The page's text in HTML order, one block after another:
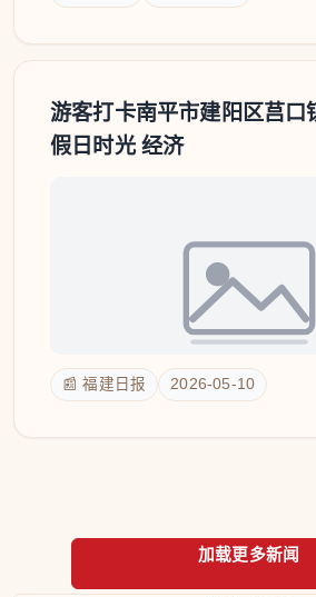
游客打卡南平市建阳区莒口
假日时光 经济
📰 福建日报 2026-05-10